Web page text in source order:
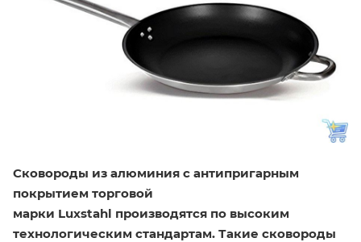
Сковороды из алюминия с антипригарным
покрытием торговой
марки Luxstahl производятся по высоким
технологическим стандартам. Такие сковороды